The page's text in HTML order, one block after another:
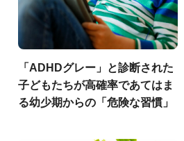
「ADHDグレー」と診断された
子どもたちが高確率であてはま
る幼少期からの「危険な習慣」